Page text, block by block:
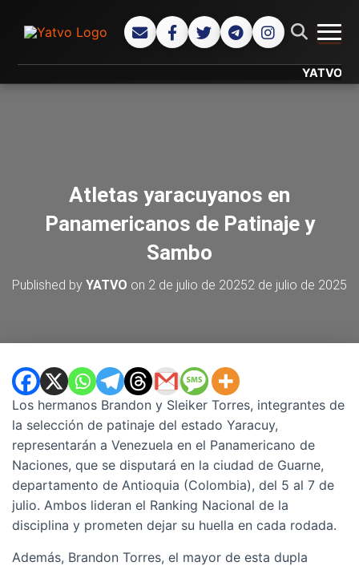
YATVO...
Atletas yaracuyanos en
Panamericanos de Patinaje y
Sambo
Published by YATVO on 2 de julio de 20252 de julio de 2025
Los hermanos Brandon y Sleiker Torres, integrantes de
la selección de patinaje del estado Yaracuy,
representarán a Venezuela en el Panamericano de
Naciones, que se disputará en la ciudad de Guarne,
departamento de Antioquia (Colombia), del 5 al 7 de
julio. Ambos lideran el Ranking Nacional de la
disciplina y prometen dejar su huella en cada rodada.
Además, Brandon Torres, el mayor de esta dupla